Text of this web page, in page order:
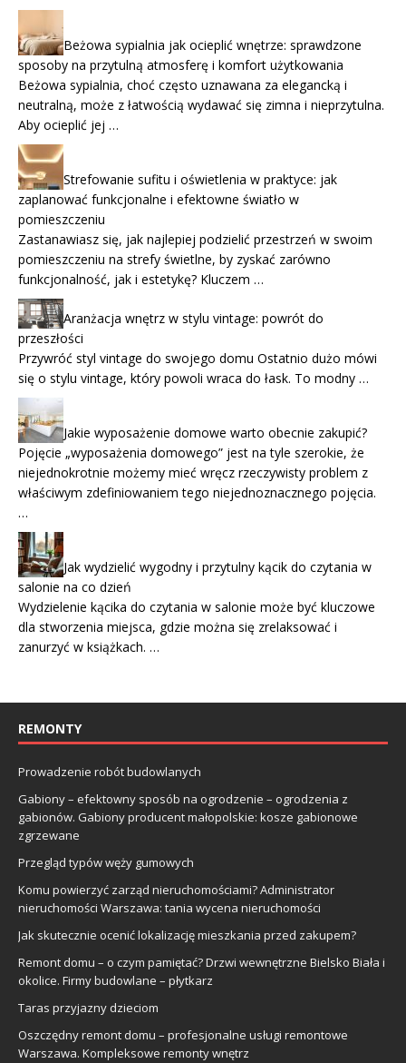
Beżowa sypialnia jak ocieplić wnętrze: sprawdzone
sposoby na przytulną atmosferę i komfort użytkowania
Beżowa sypialnia, choć często uznawana za elegancką i
neutralną, może z łatwością wydawać się zimna i nieprzytulna.
Aby ocieplić jej …
Strefowanie sufitu i oświetlenia w praktyce: jak
zaplanować funkcjonalne i efektowne światło w
pomieszczeniu
Zastanawiasz się, jak najlepiej podzielić przestrzeń w swoim
pomieszczeniu na strefy świetlne, by zyskać zarówno
funkcjonalność, jak i estetykę? Kluczem …
Aranżacja wnętrz w stylu vintage: powrót do
przeszłości
Przywróć styl vintage do swojego domu Ostatnio dużo mówi
się o stylu vintage, który powoli wraca do łask. To modny …
Jakie wyposażenie domowe warto obecnie zakupić?
Pojęcie „wyposażenia domowego” jest na tyle szerokie, że
niejednokrotnie możemy mieć wręcz rzeczywisty problem z
właściwym zdefiniowaniem tego niejednoznacznego pojęcia.
…
Jak wydzielić wygodny i przytulny kącik do czytania w
salonie na co dzień
Wydzielenie kącika do czytania w salonie może być kluczowe
dla stworzenia miejsca, gdzie można się zrelaksować i
zanurzyć w książkach. …
REMONTY
Prowadzenie robót budowlanych
Gabiony – efektowny sposób na ogrodzenie – ogrodzenia z
gabionów. Gabiony producent małopolskie: kosze gabionowe
zgrzewane
Przegląd typów węży gumowych
Komu powierzyć zarząd nieruchomościami? Administrator
nieruchomości Warszawa: tania wycena nieruchomości
Jak skutecznie ocenić lokalizację mieszkania przed zakupem?
Remont domu – o czym pamiętać? Drzwi wewnętrzne Bielsko Biała i
okolice. Firmy budowlane – płytkarz
Taras przyjazny dzieciom
Oszczędny remont domu – profesjonalne usługi remontowe
Warszawa. Kompleksowe remonty wnętrz